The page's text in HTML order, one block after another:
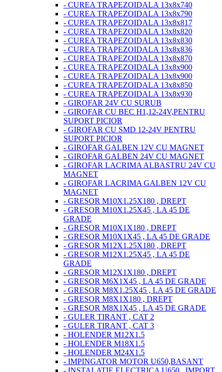
- CUREA TRAPEZOIDALA 13x8x740
- CUREA TRAPEZOIDALA 13x8x790
- CUREA TRAPEZOIDALA 13x8x817
- CUREA TRAPEZOIDALA 13x8x820
- CUREA TRAPEZOIDALA 13x8x830
- CUREA TRAPEZOIDALA 13x8x836
- CUREA TRAPEZOIDALA 13x8x870
- CUREA TRAPEZOIDALA 13x8x900
- CUREA TRAPEZOIDALA 13x8x900
- CUREA TRAPEZOIDALA 13x8x850
- CUREA TRAPEZOIDALA 13x8x930
- GIROFAR 24V CU SURUB
- GIROFAR CU BEC H1,12-24V,PENTRU
SUPORT PICIOR
- GIROFAR CU SMD 12-24V PENTRU
SUPORT PICIOR
- GIROFAR GALBEN 12V CU MAGNET
- GIROFAR GALBEN 24V CU MAGNET
- GIROFAR LACRIMA ALBASTRU 24V CU
MAGNET
- GIROFAR LACRIMA GALBEN 12V CU
MAGNET
- GRESOR M10X1.25X180 , DREPT
- GRESOR M10X1.25X45 , LA 45 DE
GRADE
- GRESOR M10X1X180 , DREPT
- GRESOR M10X1X45 , LA 45 DE GRADE
- GRESOR M12X1.25X180 , DREPT
- GRESOR M12X1.25X45 , LA 45 DE
GRADE
- GRESOR M12X1X180 , DREPT
- GRESOR M6X1X45 , LA 45 DE GRADE
- GRESOR M8X1.25X45 , LA 45 DE GRADE
- GRESOR M8X1X180 , DREPT
- GRESOR M8X1X45 , LA 45 DE GRADE
- GULER TIRANT , CAT 2
- GULER TIRANT , CAT 3
- HOLENDER M12X1.5
- HOLENDER M18X1.5
- HOLENDER M24X1.5
- IMPINGATOR MOTOR U650,BASANT
- INSTALATIE ELECTRICA U650 , IMPORT